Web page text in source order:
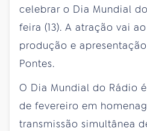
celebrar o Dia Mundial
feira (13). A atração vai
produção e
Pontes.
O Dia Mundial do Rádio
de fevereiro em
transmissão simultânea